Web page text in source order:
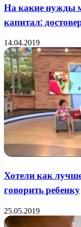
На какие нужды
капитал:
14.04.2019
Хотели как
говорить ребенку
25.05.2019